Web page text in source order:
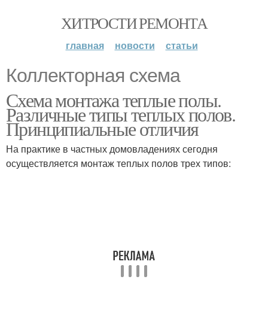
ХИТРОСТИ РЕМОНТА
главная новости статьи
Коллекторная схема
Схема монтажа теплые полы.
Различные типы теплых полов.
Принципиальные отличия
На практике в частных домовладениях сегодня
осуществляется монтаж теплых полов трех типов: